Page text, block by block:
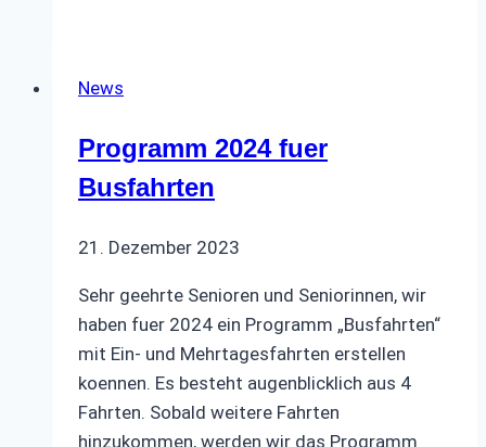
News
Programm 2024 fuer
Busfahrten
21. Dezember 2023
Sehr geehrte Senioren und Seniorinnen, wir
haben fuer 2024 ein Programm „Busfahrten“
mit Ein- und Mehrtagesfahrten erstellen
koennen. Es besteht augenblicklich aus 4
Fahrten. Sobald weitere Fahrten
hinzukommen, werden wir das Programm